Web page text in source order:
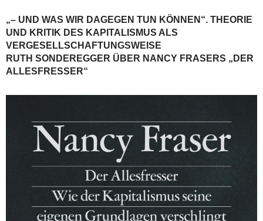
„– UND WAS WIR DAGEGEN TUN KÖNNEN“. THEORIE
UND KRITIK DES KAPITALISMUS ALS
VERGESELLSCHAFTUNGSWEISE
RUTH SONDEREGGER ÜBER NANCY FRASERS „DER
ALLESFRESSER“